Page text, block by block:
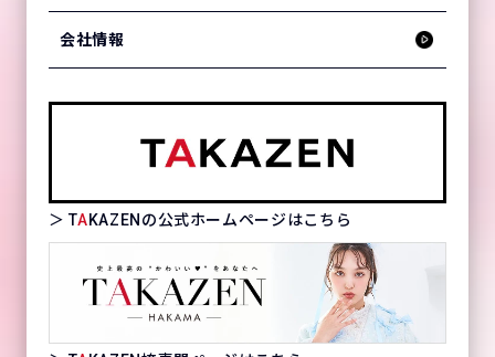
会社情報
＞ TAKAZENの公式ホームページはこちら